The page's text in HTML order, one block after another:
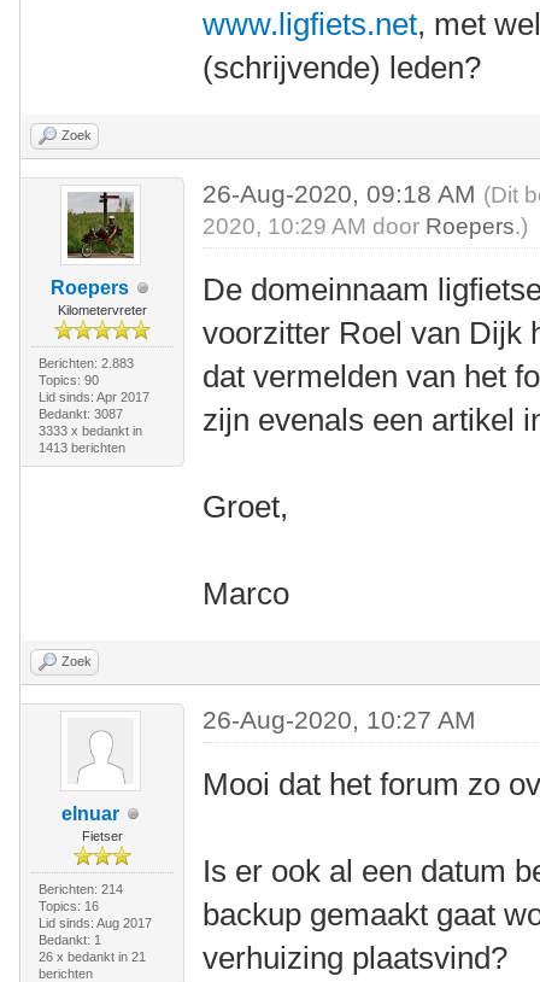
www.ligfiets.net, met
(schrijvende) leden?
Zoek
Roepers
Kilometervreter
Berichten: 2.883
Topics: 90
Lid sinds: Apr 2017
Bedankt: 3087
3333 x bedankt in
1413 berichten
26-Aug-2020, 09:18 AM (Dit
2020, 10:29 AM door Roepers.)
De domeinnaam
voorzitter Roel van Dijk
dat vermelden van het
zijn evenals een artikel
Groet,
Marco
Zoek
elnuar
Fietser
Berichten: 214
Topics: 16
Lid sinds: Aug 2017
Bedankt: 1
26 x bedankt in 21
berichten
26-Aug-2020, 10:27 AM
Mooi dat het forum zo
Is er ook al een datum
backup gemaakt gaat
verhuizing plaatsvind?